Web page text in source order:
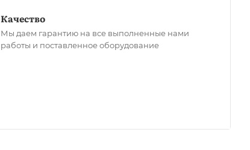
Качество
Мы даем гарантию на все выполненные нами
работы и поставленное оборудование